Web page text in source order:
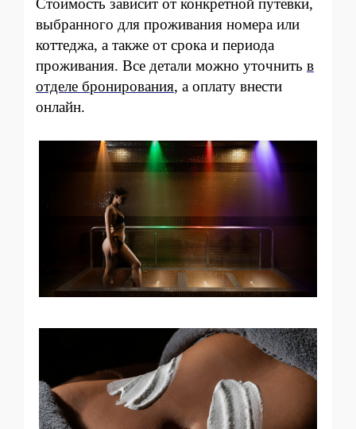
Стоимость зависит от конкретной путевки,
выбранного для проживания номера или
коттеджа, а также от срока и периода
проживания. Все детали можно уточнить в
отделе бронирования, а оплату внести
онлайн.